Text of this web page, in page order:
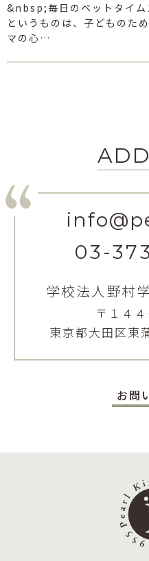
&nbsp;毎日のベットタイム
というものは、子どものた
マの心…
03-
学校法人野村
〒１４
東京都大田区東
お問